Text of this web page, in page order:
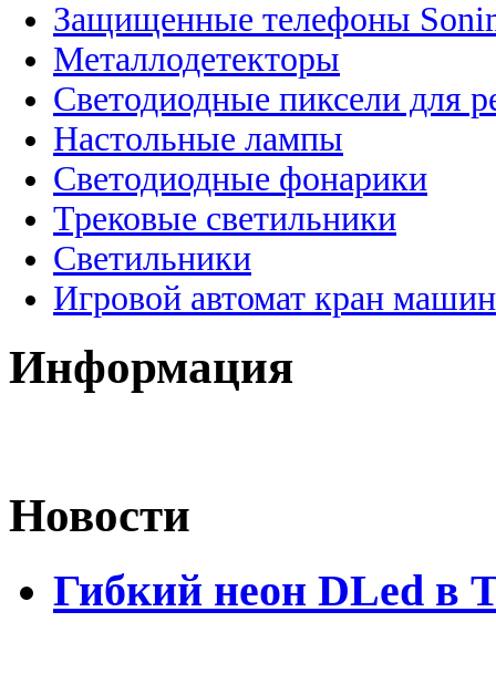
Защищенные телефоны
Металлодетекторы
Светодиодные пиксели для
Настольные лампы
Светодиодные фонарики
Трековые светильники
Светильники
Игровой автомат кран
Информация
Новости
Гибкий неон DLed в